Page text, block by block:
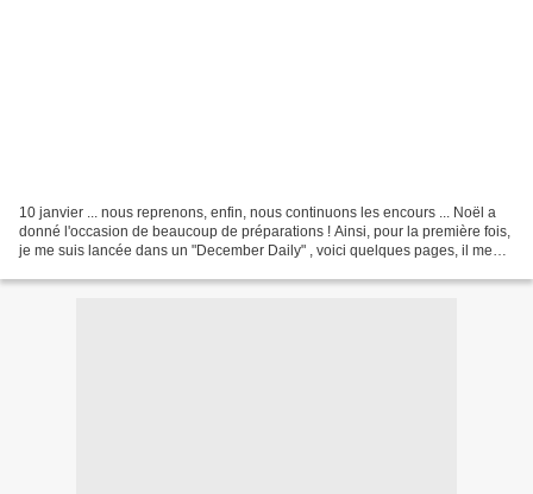
10 janvier ... nous reprenons, enfin, nous continuons les encours ... Noël a
donné l'occasion de beaucoup de préparations ! Ainsi, pour la première fois,
je me suis lancée dans un "December Daily" , voici quelques pages, il me